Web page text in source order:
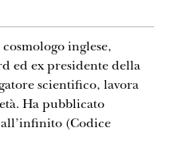
inglese,
ed ex presidente della
scientifico, lavora
Ha pubblicato
(Codice